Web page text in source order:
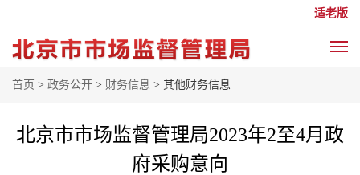
适老版
首页 > 政务公开 > 财务信息 > 其他财务信息
北京市市场监督管理局2023年2至4月政
府采购意向